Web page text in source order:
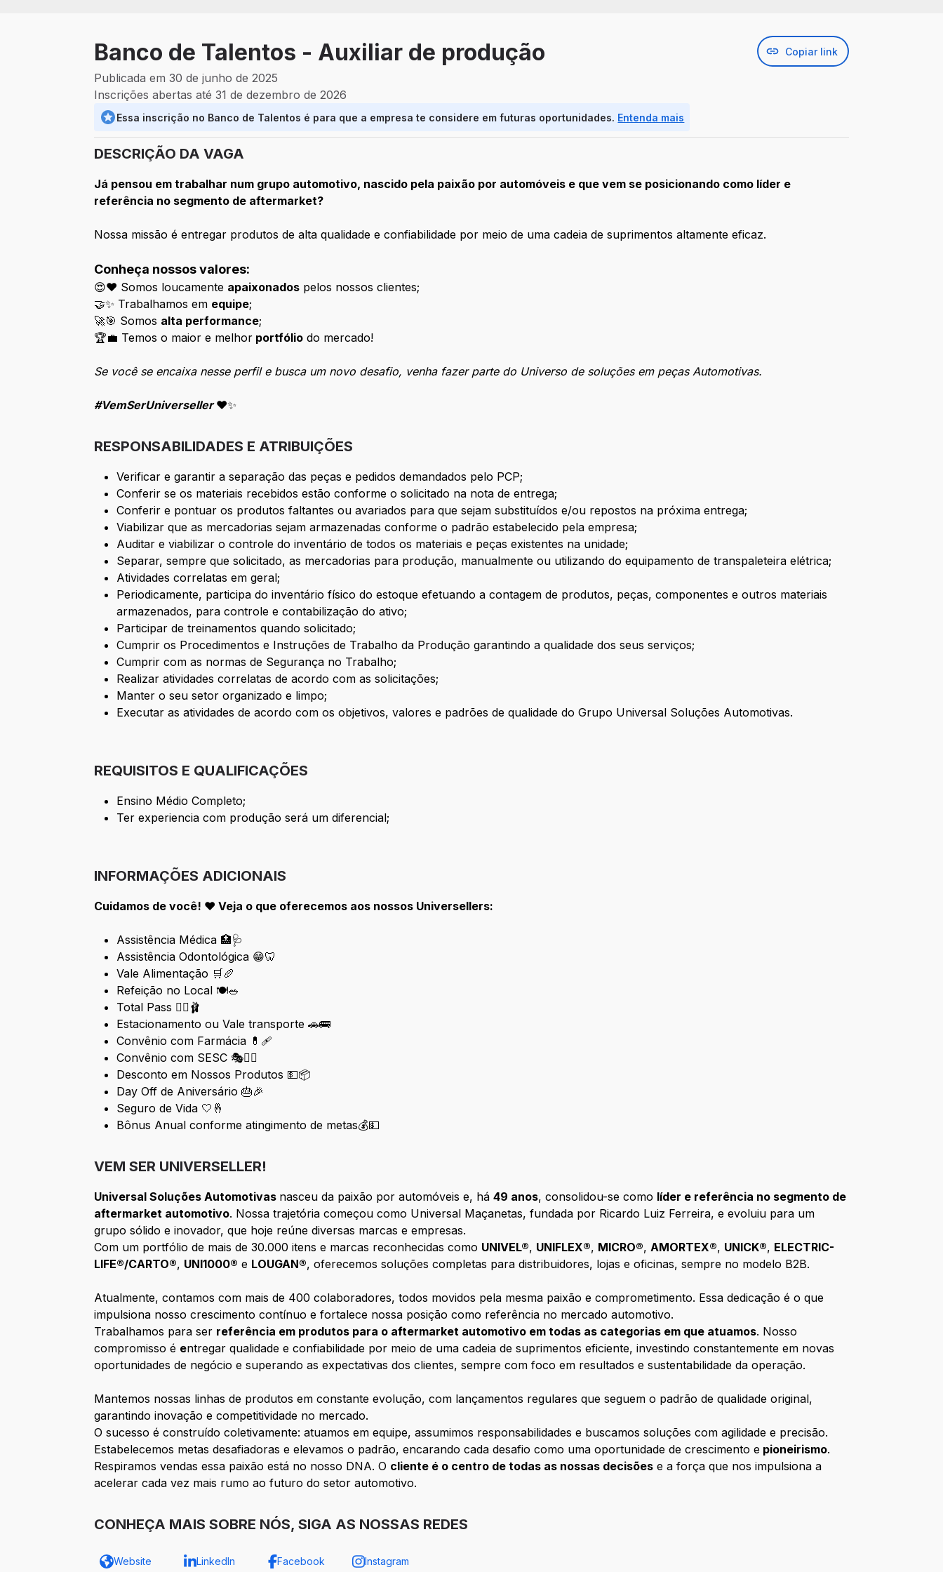
Banco de Talentos - Auxiliar de produção Copiar link
Publicada em 30 de junho de 2025
Inscrições abertas até 31 de dezembro de 2026
Essa inscrição no Banco de Talentos é para que a empresa te considere em futuras oportunidades. Entenda mais
DESCRIÇÃO DA VAGA
Já pensou em trabalhar num grupo automotivo, nascido pela paixão por automóveis e que vem se posicionando como líder e
referência no segmento de aftermarket?
Nossa missão é entregar produtos de alta qualidade e confiabilidade por meio de uma cadeia de suprimentos altamente eficaz.
Conheça nossos valores:
😍❤️ Somos loucamente apaixonados pelos nossos clientes;
🤝✨ Trabalhamos em equipe;
🚀🎯 Somos alta performance;
🏆💼 Temos o maior e melhor portfólio do mercado!
Se você se encaixa nesse perfil e busca um novo desafio, venha fazer parte do Universo de soluções em peças Automotivas.
#VemSerUniverseller❤️✨
RESPONSABILIDADES E ATRIBUIÇÕES
Verificar e garantir a separação das peças e pedidos demandados pelo PCP;
Conferir se os materiais recebidos estão conforme o solicitado na nota de entrega;
Conferir e pontuar os produtos faltantes ou avariados para que sejam substituídos e/ou repostos na próxima entrega;
Viabilizar que as mercadorias sejam armazenadas conforme o padrão estabelecido pela empresa;
Auditar e viabilizar o controle do inventário de todos os materiais e peças existentes na unidade;
Separar, sempre que solicitado, as mercadorias para produção, manualmente ou utilizando do equipamento de transpaleteira elétrica;
Atividades correlatas em geral;
Periodicamente, participa do inventário físico do estoque efetuando a contagem de produtos, peças, componentes e outros materiais
armazenados, para controle e contabilização do ativo;
Participar de treinamentos quando solicitado;
Cumprir os Procedimentos e Instruções de Trabalho da Produção garantindo a qualidade dos seus serviços;
Cumprir com as normas de Segurança no Trabalho;
Realizar atividades correlatas de acordo com as solicitações;
Manter o seu setor organizado e limpo;
Executar as atividades de acordo com os objetivos, valores e padrões de qualidade do Grupo Universal Soluções Automotivas.
REQUISITOS E QUALIFICAÇÕES
Ensino Médio Completo;
Ter experiencia com produção será um diferencial;
INFORMAÇÕES ADICIONAIS
Cuidamos de você! ❤️ Veja o que oferecemos aos nossos Universellers:
Assistência Médica 🏥🩺
Assistência Odontológica 😁🦷
Vale Alimentação 🛒🥖
Refeição no Local 🍽️🥗
Total Pass 🏋️‍♂️🩰
Estacionamento ou Vale transporte 🚗🚌
Convênio com Farmácia 💊🩹
Convênio com SESC 🎭🏊‍♂️
Desconto em Nossos Produtos 💵📦
Day Off de Aniversário 🎂🎉
Seguro de Vida 🤍🤞
Bônus Anual conforme atingimento de metas💰💵
VEM SER UNIVERSELLER!
Universal Soluções Automotivas nasceu da paixão por automóveis e, há49 anos, consolidou-se como líder e referência no segmento de
aftermarket automotivo. Nossa trajetória começou como Universal Maçanetas, fundada por Ricardo Luiz Ferreira, e evoluiu para um
grupo sólido e inovador, que hoje reúne diversas marcas e empresas.
Com um portfólio de mais de 30.000 itens e marcas reconhecidas como UNIVEL®, UNIFLEX®, MICRO®,AMORTEX®, UNICK®, ELECTRIC-
LIFE®/CARTO®, UNI1000® e LOUGAN®, oferecemos soluções completas para distribuidores, lojas e oficinas, sempre no modelo B2B.
Atualmente, contamos com mais de 400 colaboradores, todos movidos pela mesma paixão e comprometimento. Essa dedicação é o que
impulsiona nosso crescimento contínuo e fortalece nossa posição como referência no mercado automotivo.
Trabalhamos para ser referência em produtos para o aftermarket automotivo em todas as categorias em que atuamos. Nosso
compromisso é entregar qualidade e confiabilidade por meio de uma cadeia de suprimentos eficiente, investindo constantemente em novas
oportunidades de negócio e superando as expectativas dos clientes, sempre com foco em resultados e sustentabilidade da operação.
Mantemos nossas linhas de produtos em constante evolução, com lançamentos regulares que seguem o padrão de qualidade original,
garantindo inovação e competitividade no mercado.
O sucesso é construído coletivamente: atuamos em equipe, assumimos responsabilidades e buscamos soluções com agilidade e precisão.
Estabelecemos metas desafiadoras e elevamos o padrão, encarando cada desafio como uma oportunidade de crescimento e pioneirismo.
Respiramos vendas essa paixão está no nosso DNA. O cliente é o centro de todas as nossas decisões e a força que nos impulsiona a
acelerar cada vez mais rumo ao futuro do setor automotivo.
CONHEÇA MAIS SOBRE NÓS, SIGA AS NOSSAS REDES
Website LinkedIn Facebook Instagram